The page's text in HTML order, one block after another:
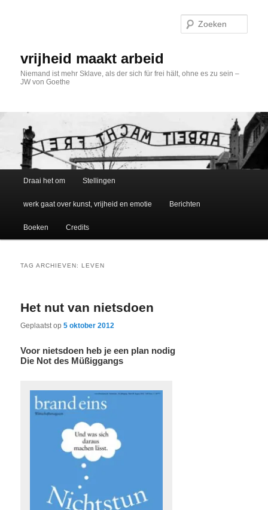
vrijheid maakt arbeid
Niemand ist mehr Sklave, als der sich für frei hält, ohne es zu sein –
JW von Goethe
Draai het om Stellingen
werk gaat over kunst, vrijheid en emotie Berichten
Boeken Credits
TAG ARCHIEVEN:LEVEN
Het nut van nietsdoen
Geplaatst op5 oktober 2012
Voor nietsdoen heb je een plan nodig
Die Not des Müßiggangs